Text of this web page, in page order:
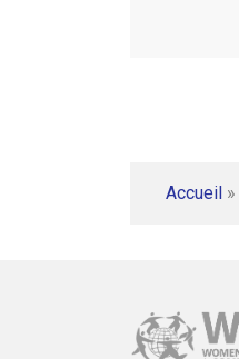
Accueil »